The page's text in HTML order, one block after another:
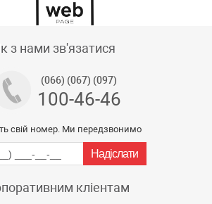
з нами зв'язатися
(066) (067) (097)
100-46-46
свій номер. Ми передзвонимо
кліентам